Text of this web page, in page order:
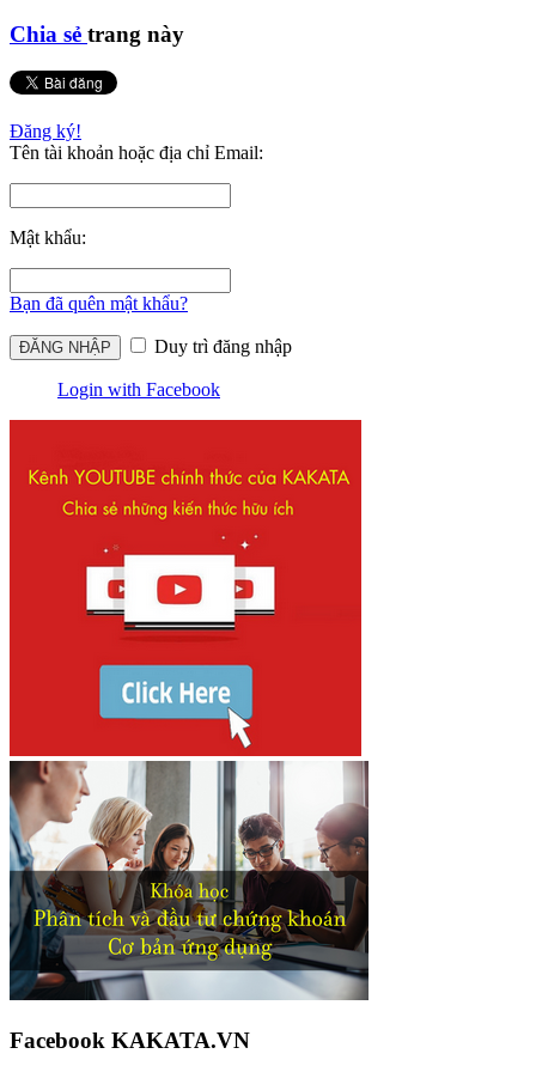
Chia sẻ trang này
Đăng ký!
Tên tài khoản hoặc địa chỉ Email:
Mật khẩu:
Bạn đã quên mật khẩu?
Duy trì đăng nhập
Login with Facebook
Facebook KAKATA.VN